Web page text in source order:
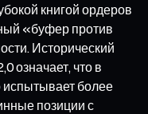
книгой ордеров
«буфер против
Исторический
означает, что в
более
позиции с